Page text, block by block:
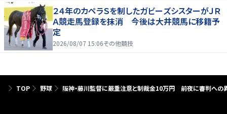
２４年のカペラＳを制したガビーズシスターがＪＲ
Ａ競走馬登録を抹消 今後は大井競馬に移籍予
定
2026/08/07 15:06その他競技
TOP 野球 阪神・藤川監督に厳重注意と制裁金10万円 前夜に審判へ